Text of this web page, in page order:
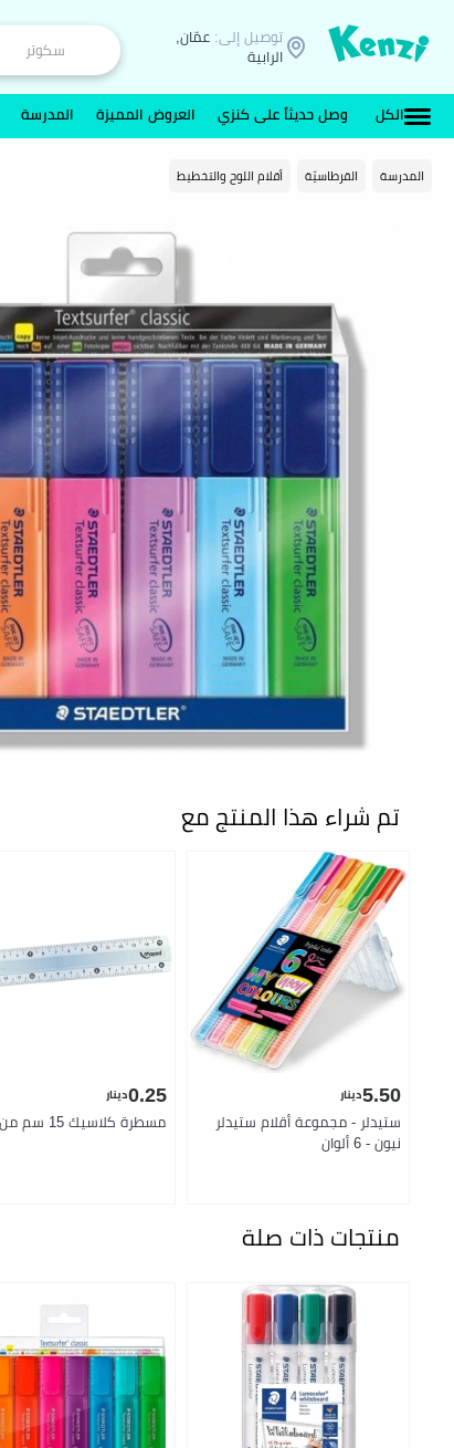
توصيل إلى: عمّان,
الرابية
الكل وصل حديثاً على كنزي العروض المميزة المدرسة
المدرسة القرطاسيّة أقلام اللوح والتخطيط
تم شراء هذا المنتج مع
5.50دينار
ستيدلر - مجموعة أقلام ستيدلر
نيون - 6 ألوان
0.25دينار
مسطرة كلاسيك 15 سم من مابيد
منتجات ذات صلة